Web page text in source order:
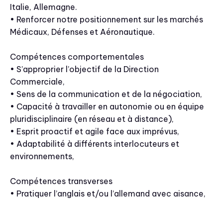
Italie, Allemagne.
• Renforcer notre positionnement sur les marchés
Médicaux, Défenses et Aéronautique.
Compétences comportementales
• S’approprier l’objectif de la Direction
Commerciale,
• Sens de la communication et de la négociation,
• Capacité à travailler en autonomie ou en équipe
pluridisciplinaire (en réseau et à distance),
• Esprit proactif et agile face aux imprévus,
• Adaptabilité à différents interlocuteurs et
environnements,
Compétences transverses
• Pratiquer l’anglais et/ou l’allemand avec aisance,